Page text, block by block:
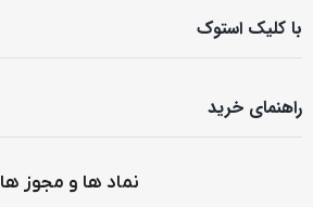
با کلیک استوک
راهنمای خرید
نماد ها و مجوز ها